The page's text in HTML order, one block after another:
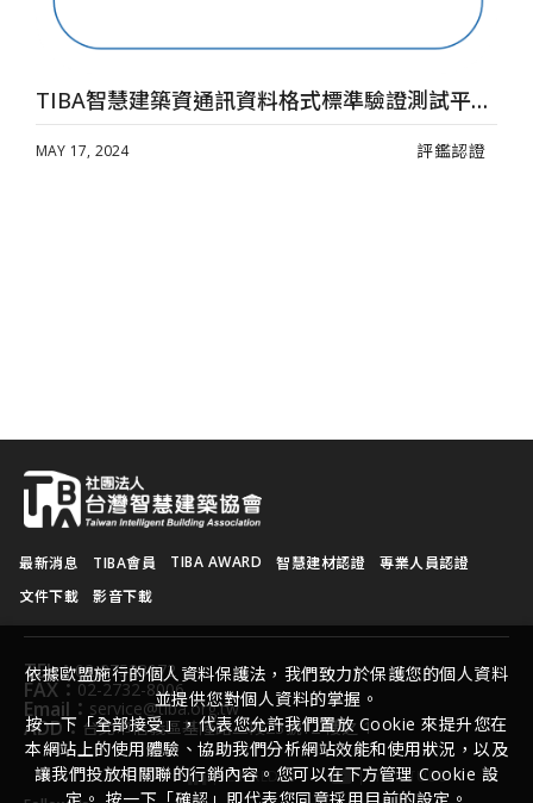
TIBA智慧建築資通訊資料格式標準驗證測試平台正式上路
MAY 17, 2024 評鑑認證
最新消息 TIBA會員 TIBA AWARD 智慧建材認證
專業人員認證
文件下載
影音下載
TEL：02-27528072
FAX：02-2732-8006
Email： service@tiba.org.tw
ADD： 台北市信義區基隆路二段23號12 樓之 1
LINKEDIN YOUTUBE
依據歐盟施行的個人資料保護法，我們致力於保護您的個人資料
並提供您對個人資料的掌握。
按一下「全部接受」，代表您允許我們置放 Cookie 來提升您在
本網站上的使用體驗、協助我們分析網站效能和使用狀況，以及
讓我們投放相關聯的行銷內容。您可以在下方管理 Cookie 設